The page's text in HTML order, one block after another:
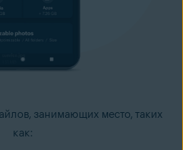
занимающих место, таких
как: